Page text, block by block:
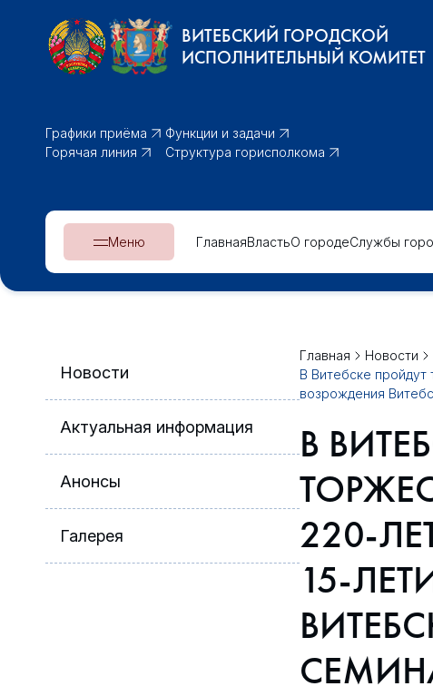
ВИТЕБСКИЙ ГОРОДСКОЙ
ИСПОЛНИТЕЛЬНЫЙ КОМИТЕТ
Графики приёма
Горячая линия
Функции и задачи
Структура горисполкома
Меню ГлавнаяВластьО городеСлужбы
Новости
Актуальная информация
Анонсы
Галерея
Главная
Новости
В Витебске
возрождения
В
220-
15-